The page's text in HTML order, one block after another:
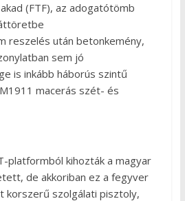
(FTF), az adogatótömb
reszelés után betonkemény,
sem jó
is inkább háborús szintű
macerás szét- és
platformból kihozták a magyar
de akkoriban ez a fegyver
korszerű szolgálati pisztoly,